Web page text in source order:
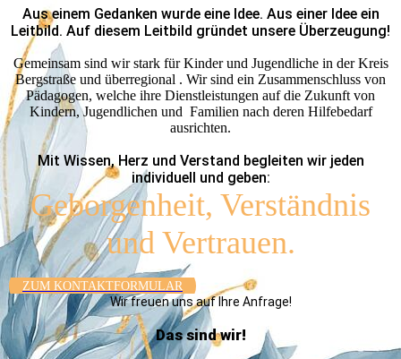
Aus einem Gedanken wurde eine Idee. Aus einer Idee ein
Leitbild. Auf diesem Leitbild gründet unsere Überzeugung!
Gemeinsam sind wir stark für Kinder und Jugendliche in der Kreis
Bergstraße und überregional . Wir sind ein Zusam­men­schluss von
Pädagogen, welche ihre Dienstleistungen auf die Zukunft von
Kindern, Jugendlichen und Familien nach deren Hilfebedarf
ausrichten.
Mit Wissen, Herz und Verstand begleiten wir jeden
individuell und geben:
Geborgenheit, Verständnis
und Vertrauen.
ZUM KONTAKT­FORMULAR
Wir freuen uns auf Ihre Anfrage!
Das sind wir!